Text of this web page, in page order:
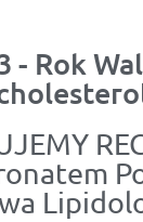
- Rok